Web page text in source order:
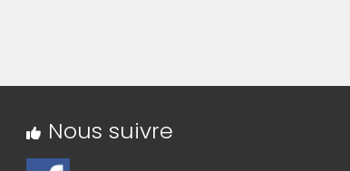
Nous suivre